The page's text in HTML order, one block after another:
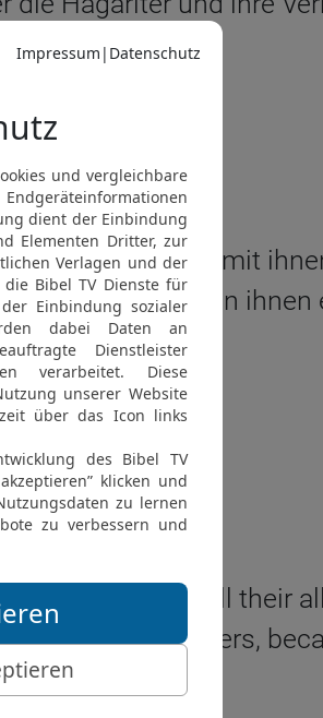
Stuttgart
2000
und alle, die mit
er ließ sich von
LESEN
Version
Hagrites and all their
their prayers,